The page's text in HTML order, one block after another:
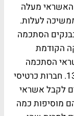
האשראי מעלה
לעלות.
הסתכמה
בבדיקה הקודמת
הסתכמה
ב-11%, עכשיו יש מקומות שזה מגיע ל-13%. חברות כרטיסי
לקבל אשראי
מוסיפות כמה